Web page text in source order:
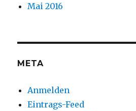
Mai 2016
META
Anmelden
Eintrags-Feed